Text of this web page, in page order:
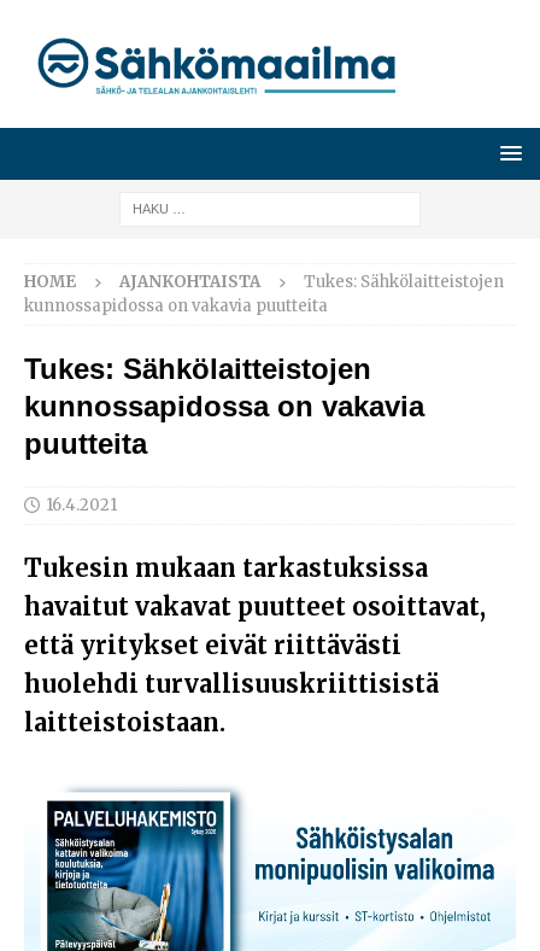
HOME AJANKOHTAISTA
Tukes: Sähkölaitteistojen
kunnossapidossa on vakavia puutteita
Tukes: Sähkölaitteistojen
kunnossapidossa on vakavia
puutteita
16.4.2021
Tukesin mukaan tarkastuksissa
havaitut vakavat puutteet osoittavat,
että yritykset eivät riittävästi
huolehdi turvallisuuskriittisistä
laitteistoistaan.